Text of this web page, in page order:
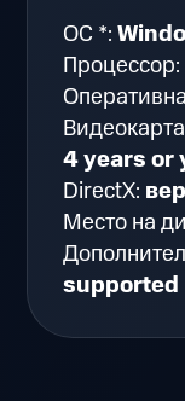
ОС *:
Процессор:
4 years or
DirectX:
Место на
supported